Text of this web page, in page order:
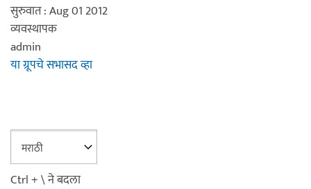
सुरुवात : Aug 01 2012
व्यवस्थापक
admin
या ग्रूपचे सभासद व्हा
Ctrl + \ ने बदला